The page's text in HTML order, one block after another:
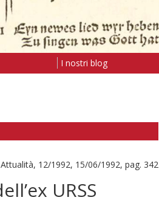
I nostri blog
Attualità, 12/1992, 15/06/1992, pag. 342
URSS